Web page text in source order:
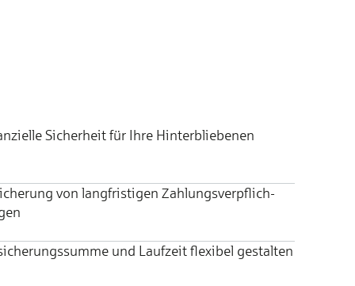
Sicherheit für Ihre Hinterbliebenen
von lang­fris­ti­gen Zah­lungs­ver­pflich­
und Laufzeit flexibel gestalten